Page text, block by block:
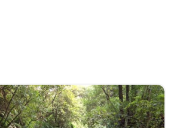
階；步行距離六公里，有些小溪在深
制的，可以根據您的整體需求和獨特
程還可以延長，參加一整天的格羅斯
並在荒野中享用美味午餐。 這條步
的夜間活動，以最大限度地觀賞野生